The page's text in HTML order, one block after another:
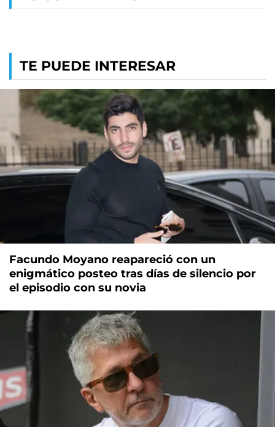
TE PUEDE INTERESAR
Facundo Moyano reapareció con un
enigmático posteo tras días de silencio por
el episodio con su novia